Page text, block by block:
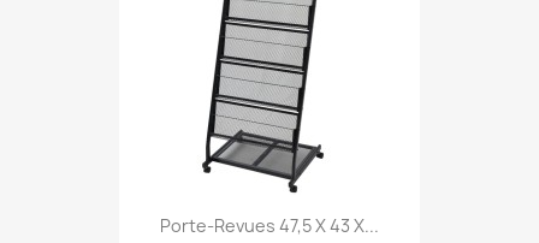
Porte-Revues 47,5 X 43 X...